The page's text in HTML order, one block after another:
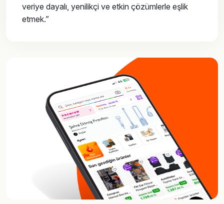
veriye dayalı, yenilikçi ve etkin çözümlerle eşlik
etmek.”